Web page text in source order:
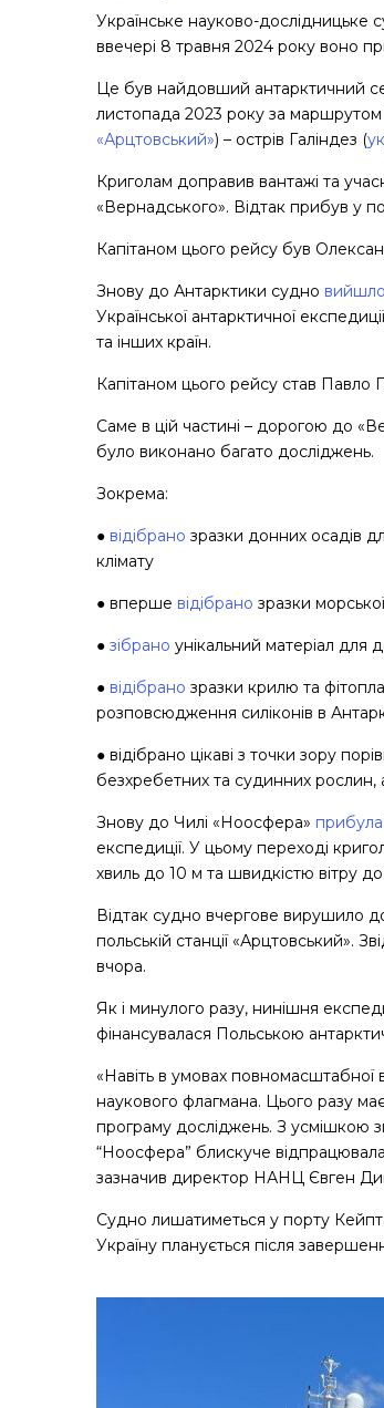
Українське науково-дослідницьке
ввечері 8 травня 2024 року воно
Це був найдовший антарктичний
листопада 2023 року за
«Арцтовський») – острів Галіндез (
Криголам доправив вантажі та
«Вернадського». Відтак прибув у
Капітаном цього рейсу був
Знову до Антарктики судно вийшло
Української антарктичної
та інших країн.
Капітаном цього рейсу став Павло
Саме в цій частині – дорогою до
було виконано багато досліджень.
Зокрема:
● відібрано зразки донних осадів
клімату
● вперше відібрано зразки
● зібрано унікальний матеріал для
● відібрано зразки крилю та
розповсюдження силіконів в
● відібрано цікаві з точки зору
безхребетних та судинних рослин,
Знову до Чилі «Ноосфера» прибула
експедиції. У цьому переході
хвиль до 10 м та швидкістю вітру
Відтак судно вчергове вирушило
польській станції «Арцтовський».
вчора.
Як і минулого разу, нинішня
фінансувалася Польською
«Навіть в умовах
наукового флагмана. Цього разу
програму досліджень. З усмішкою
“Ноосфера” блискуче
зазначив директор НАНЦ Євген
Судно лишатиметься у порту
Україну планується після